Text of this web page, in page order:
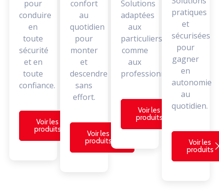
pour
conduire
en
toute
sécurité
et en
toute
confiance.
Voir les
produits
confort
au
quotidien
pour
monter
et
descendre
sans
effort.
Voir les
produits
Solutions
adaptées
aux
particuliers
comme
aux
professionnels.
Voir les
produits
pratiques
et
sécurisées
pour
gagner
en
autonomie
au
quotidien.
Voir les
produits